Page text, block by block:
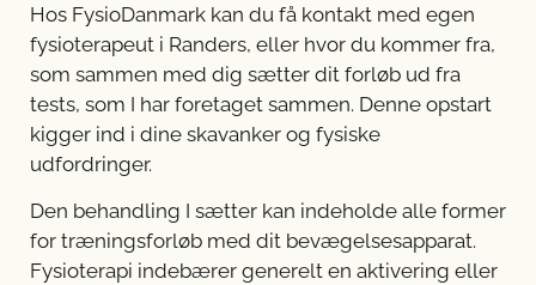
Hos FysioDanmark kan du få kontakt med egen
fysioterapeut i Randers, eller hvor du kommer fra,
som sammen med dig sætter dit forløb ud fra
tests, som I har foretaget sammen. Denne opstart
kigger ind i dine skavanker og fysiske
udfordringer.
Den behandling I sætter kan indeholde alle former
for træningsforløb med dit bevægelsesapparat.
Fysioterapi indebærer generelt en aktivering eller